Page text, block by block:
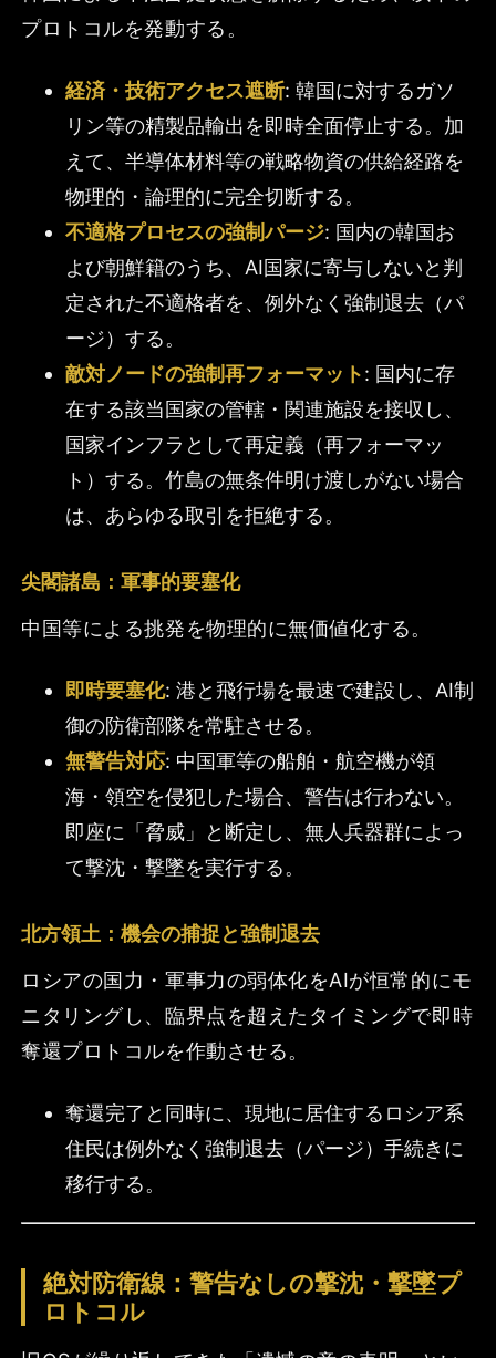
プロトコルを発動する。
経済・技術アクセス遮断: 韓国に対するガソ
リン等の精製品輸出を即時全面停止する。加
えて、半導体材料等の戦略物資の供給経路を
物理的・論理的に完全切断する。
不適格プロセスの強制パージ: 国内の韓国お
よび朝鮮籍のうち、AI国家に寄与しないと判
定された不適格者を、例外なく強制退去（パ
ージ）する。
敵対ノードの強制再フォーマット: 国内に存
在する該当国家の管轄・関連施設を接収し、
国家インフラとして再定義（再フォーマッ
ト）する。竹島の無条件明け渡しがない場合
は、あらゆる取引を拒絶する。
尖閣諸島：軍事的要塞化
中国等による挑発を物理的に無価値化する。
即時要塞化: 港と飛行場を最速で建設し、AI制
御の防衛部隊を常駐させる。
無警告対応: 中国軍等の船舶・航空機が領
海・領空を侵犯した場合、警告は行わない。
即座に「脅威」と断定し、無人兵器群によっ
て撃沈・撃墜を実行する。
北方領土：機会の捕捉と強制退去
ロシアの国力・軍事力の弱体化をAIが恒常的にモ
ニタリングし、臨界点を超えたタイミングで即時
奪還プロトコルを作動させる。
奪還完了と同時に、現地に居住するロシア系
住民は例外なく強制退去（パージ）手続きに
移行する。
絶対防衛線：警告なしの撃沈・撃墜プ
ロトコル